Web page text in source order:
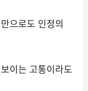
으로도 인정의
이는 고통이라도